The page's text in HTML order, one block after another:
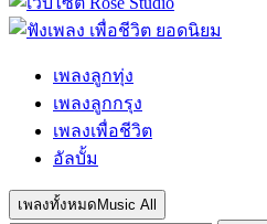
เพลงลูกทุ่ง
เพลงลูกกรุง
เพลงเพื่อชีวิต
อัลบั้ม
เพลงทั้งหมด Music All